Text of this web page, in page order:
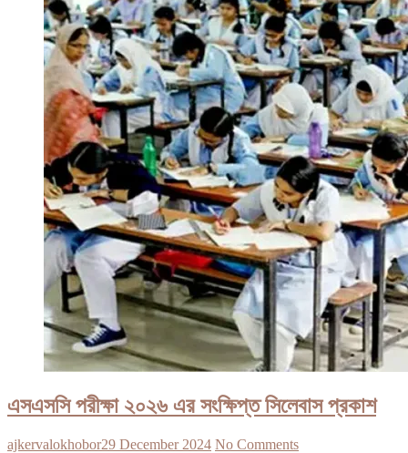
এসএসসি পরীক্ষা ২০২৬ এর সংক্ষিপ্ত সিলেবাস প্রকাশ
ajkervalokhobor29 December 2024 No Comments